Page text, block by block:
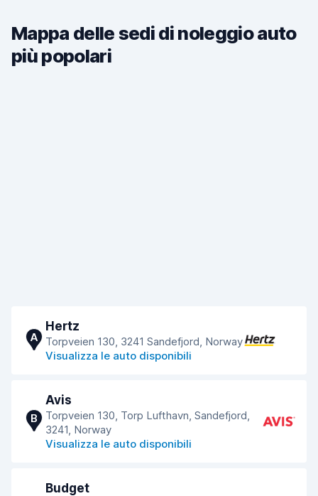
Mappa delle sedi di noleggio auto
più popolari
A
Hertz
Torpveien 130, 3241 Sandefjord, Norway
Visualizza le auto disponibili
B
Avis
Torpveien 130, Torp Lufthavn, Sandefjord,
3241, Norway
Visualizza le auto disponibili
Budget